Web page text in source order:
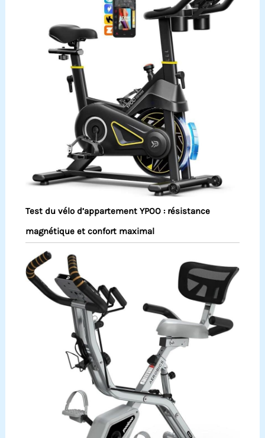
Test du vélo d’appartement YPOO : résistance
magnétique et confort maximal